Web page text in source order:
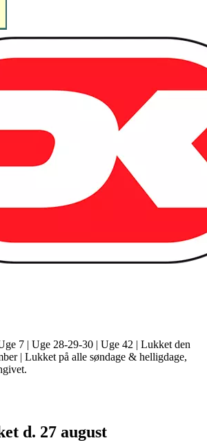
7 | Uge 28-29-30 | Uge 42 | Lukket den
| Lukket på alle søndage & helligdage,
d. 27 august